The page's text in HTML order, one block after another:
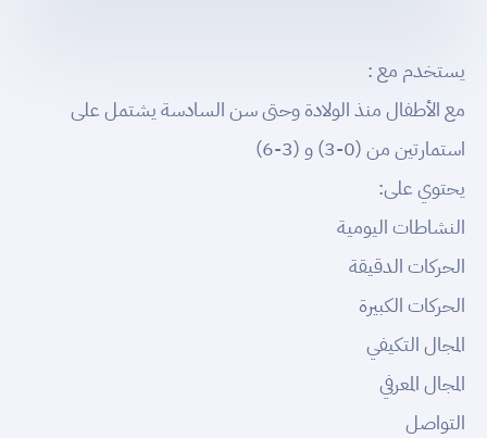
يستخدم مع :
مع الأطفال منذ الولادة وحتى سن السادسة يشتمل على
استمارتين من (0-3) و (3-6)
يحتوي على:
النشاطات اليومية
الحركات الدقيقة
الحركات الكبيرة
المجال التكيفي
المجال المعرفي
التواصل